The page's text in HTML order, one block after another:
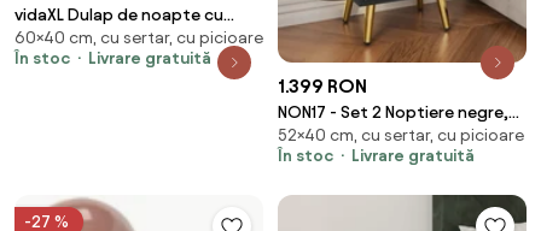
vidaXL Dulap de noapte cu
sertar 2 pcs Stejar fumuriu 40 x
31 x 60 cm
60×40 cm, cu sertar, cu picioare
În stoc
Livrare gratuită
1.399 RON
NON17 - Set 2 Noptiere negre,
40 cm, cu 2 sertare, Priza si
USB, dormitor - Negru - Auriu
52×40 cm, cu sertar, cu picioare
În stoc
Livrare gratuită
-27 %